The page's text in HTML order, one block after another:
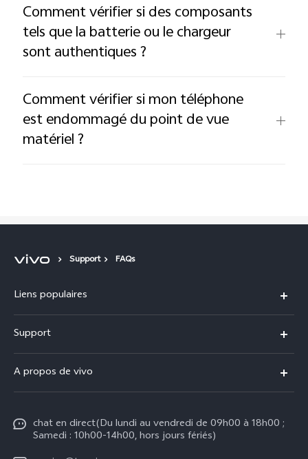
Comment vérifier si des composants
tels que la batterie ou le chargeur
sont authentiques ?
Comment vérifier si mon téléphone
est endommagé du point de vue
matériel ?
Support FAQs
Liens populaires
Y31 5G
V70
V50
Support
Centre de services
Authentification IMEI
A propos de vivo
Legal Notice
À propos de vivo
chat en direct(Du lundi au vendredi de 09h00 à 18h00 ;
Samedi : 10h00-14h00, hors jours fériés)